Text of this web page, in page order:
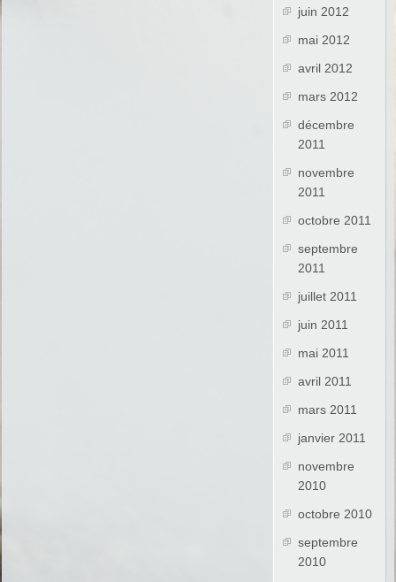
juin 2012
mai 2012
avril 2012
mars 2012
décembre
2011
novembre
2011
octobre 2011
septembre
2011
juillet 2011
juin 2011
mai 2011
avril 2011
mars 2011
janvier 2011
novembre
2010
octobre 2010
septembre
2010